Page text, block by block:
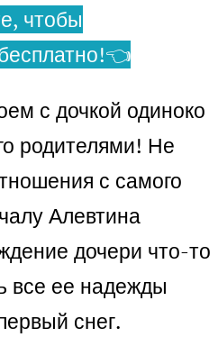
чтобы
с дочкой одиноко
родителями! Не
с самого
Алевтина
дочери что-то
все ее надежды
снег.